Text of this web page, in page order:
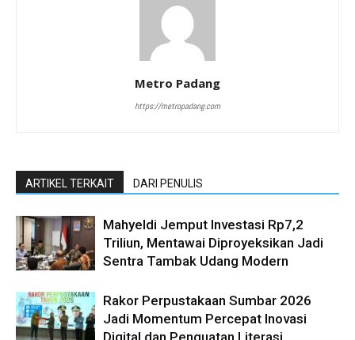
Metro Padang
https://metropadang.com
ARTIKEL TERKAIT DARI PENULIS
Mahyeldi Jemput Investasi Rp7,2
Triliun, Mentawai Diproyeksikan Jadi
Sentra Tambak Udang Modern
Rakor Perpustakaan Sumbar 2026
Jadi Momentum Percepat Inovasi